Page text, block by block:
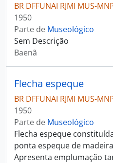
BR DFFUNAI RJMI MUS-
1950
Parte de Museológico
Sem Descrição
Baenã
Flecha espeque
BR DFFUNAI RJMI MUS-
1950
Parte de Museológico
Flecha espeque
ponta espeque de
Apresenta emplumação